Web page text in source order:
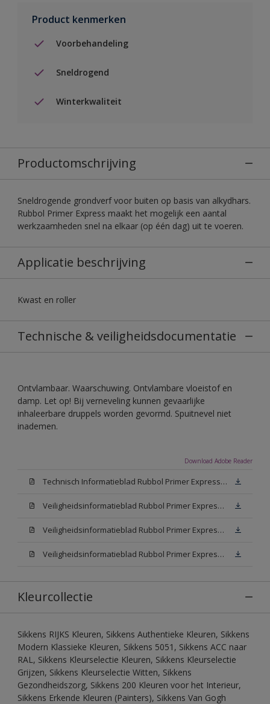
Product kenmerken
Voorbehandeling
Sneldrogend
Winterkwaliteit
Productomschrijving
Sneldrogende grondverf voor buiten op basis van alkydhars.
Rubbol Primer Express maakt het mogelijk een aantal
werkzaamheden snel na elkaar (op één dag) uit te voeren.
Applicatie beschrijving
Kwast en roller
Technische & veiligheidsdocumentatie
Ontvlambaar. Waarschuwing. Ontvlambare vloeistof en
damp. Let op! Bij verneveling kunnen gevaarlijke
inhaleerbare druppels worden gevormd. Spuitnevel niet
inademen.
Download Adobe Reader
Technisch Informatieblad Rubbol Primer Express (PDF)
Veiligheidsinformatieblad Rubbol Primer Express White (MSDS)
Veiligheidsinformatieblad Rubbol Primer Express W05 (MSDS)
Veiligheidsinformatieblad Rubbol Primer Express N00 (MSDS)
Kleurcollectie
Sikkens RIJKS Kleuren, Sikkens Authentieke Kleuren, Sikkens
Modern Klassieke Kleuren, Sikkens 5051, Sikkens ACC naar
RAL, Sikkens Kleurselectie Kleuren, Sikkens Kleurselectie
Grijzen, Sikkens Kleurselectie Witten, Sikkens
Gezondheidszorg, Sikkens 200 Kleuren voor het Interieur,
Sikkens Erkende Kleuren (Painters), Sikkens Van Gogh